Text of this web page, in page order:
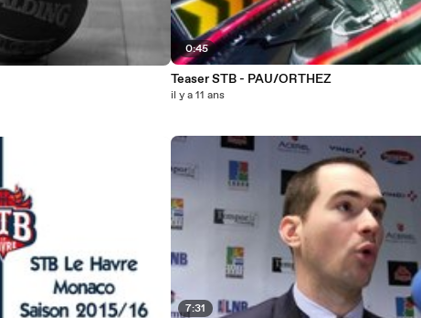
0:45
Teaser STB - PAU/ORTHEZ
il y a 11 ans
7:31